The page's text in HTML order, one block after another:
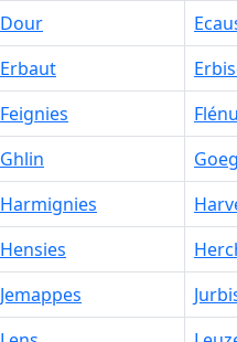
Dour
Erbaut
Feignies Flénu
Ghlin
Harmignies
Hensies
Jemappes